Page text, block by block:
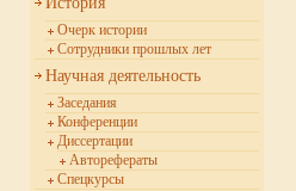
Очерк истории
Сотрудники прошлых лет
Научная деятельность
Заседания
Конференции
Диссертации
Авторефераты
Спецкурсы